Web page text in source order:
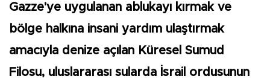
Gazze'ye uygulanan ablukayı kırmak ve
bölge halkına insani yardım ulaştırmak
amacıyla denize açılan Küresel Sumud
Filosu, uluslararası sularda İsrail ordusunun